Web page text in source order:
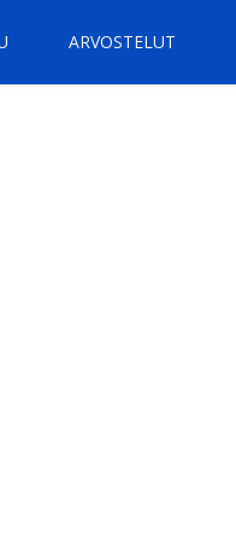
ARVOSTELUT